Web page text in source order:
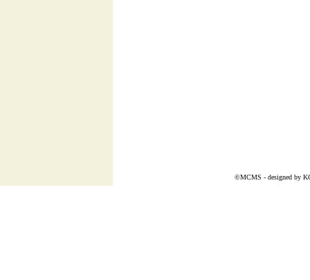
©MCMS - designed by